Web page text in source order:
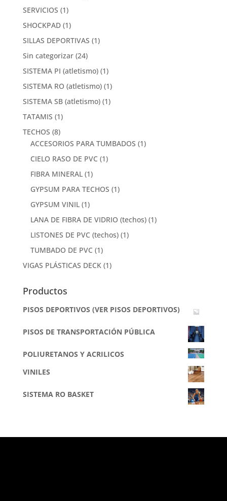
SERVICIOS (1)
SHOCKPAD (1)
SILLAS DEPORTIVAS (1)
Sin categorizar (24)
SISTEMA PI (atletismo) (1)
SISTEMA RO (atletismo) (1)
SISTEMA SB (atletismo) (1)
TATAMIS (1)
TECHOS (8)
ACCESORIOS PARA TUMBADOS (1)
CIELO RASO DE PVC (1)
FIBRA MINERAL (1)
GYPSUM PARA TECHOS (1)
GYPSUM VINIL (1)
LANA DE FIBRA DE VIDRIO (techos) (1)
LISTONES DE PVC (techos) (1)
TUMBADO DE PVC (1)
VIGAS PLÁSTICAS DECK (1)
Productos
PISOS DEPORTIVOS (VER PISOS DEPORTIVOS)
PISOS DE TRANSPORTACIÓN PÚBLICA
POLIURETANOS Y ACRILICOS
VINILES
SISTEMA RO BASKET